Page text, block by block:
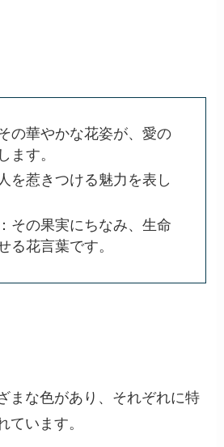
の華やかな花姿が、愛の
ます。
を惹きつける魅力を表し
：その果実にちなみ、生命
る花言葉です。
まな色があり、それぞれに特
ています。